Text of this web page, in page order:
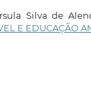
Silva de
E EDUCAÇÃO